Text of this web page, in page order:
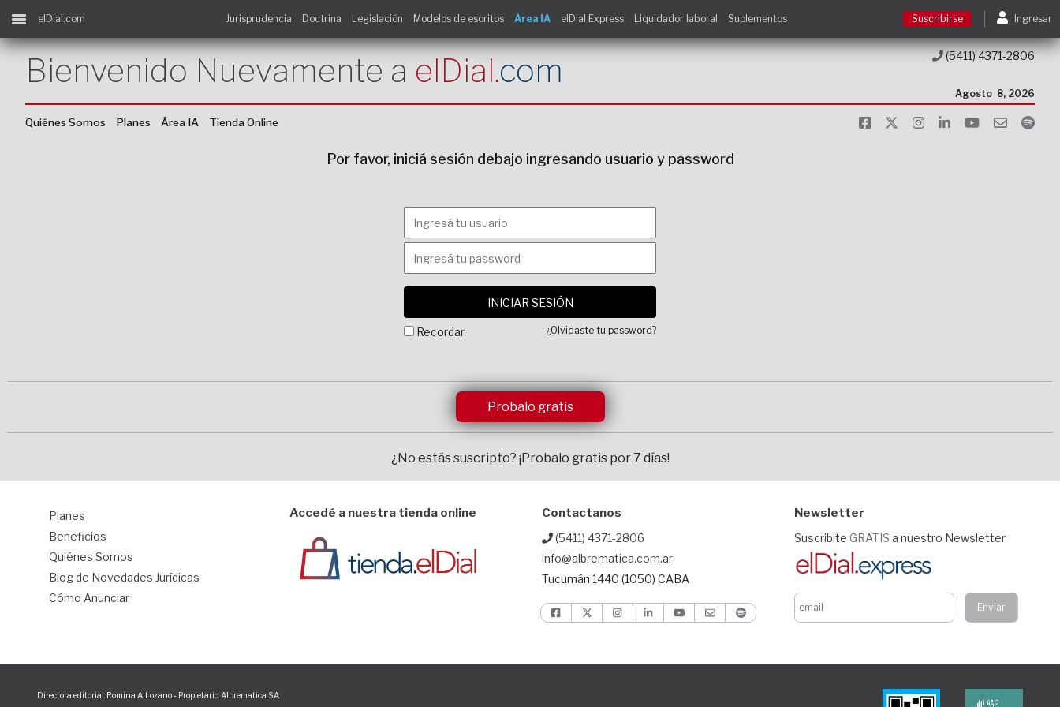
Suscribirse
Ingresar
elDial.com Jurisprudencia Doctrina Legislación Modelos de escritos Área IA elDial Express Liquidador laboral Suplementos Suscribirse Ingresar
Bienvenido Nuevamente a elDial.com
Agosto 8, 2026
(5411) 4371-2806
Quiénes Somos Planes Área IA Tienda Online
Por favor, iniciá sesión debajo ingresando usuario y password
Recordar ¿Olvidaste tu password?
Probalo gratis
¿No estás suscripto? ¡Probalo gratis por 7 días!
Planes
Beneficios
Quiénes Somos
Blog de Novedades Jurídicas
Cómo Anunciar
Accedé a nuestra tienda online Contactanos
(5411) 4371-2806
info@albrematica.com.ar
Tucumán 1440 (1050) CABA
Newsletter
Suscribite GRATIS a nuestro Newsletter
Directora editorial: Romina A. Lozano - Propietario: Albrematica S.A.